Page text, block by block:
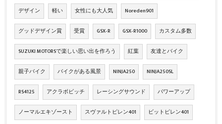
デザイン 軽い 女性にも大人気 Noreden901
グッドデザイン賞 受賞 GSX‐R GSX‐R1000 カスタム多数
SUZUKI MOTORSで楽しい思い出を作ろう 紅葉 友達とバイク
親子バイク バイクがある風景 NINJA250 NINJA250SL
RS4125 アクラボビッチ レーシングサウンド パワーアップ
ノーマルエキゾースト スヴァルトピレン401 ビットピレン401